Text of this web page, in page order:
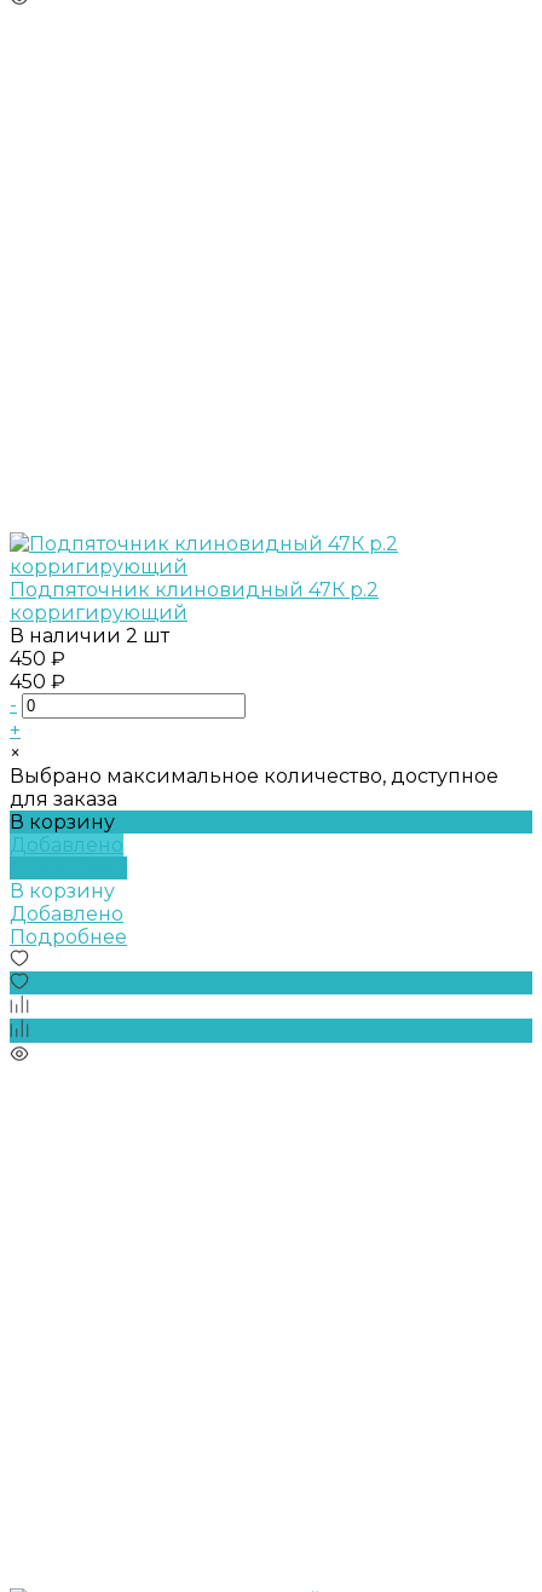
Подпяточник клиновидный 47К р.2
корригирующий
В наличии 2 шт
450 ₽
450 ₽
-
+
×
Выбрано максимальное количество, доступное
для заказа
В корзину
Добавлено
В корзину
Добавлено
Подробнее